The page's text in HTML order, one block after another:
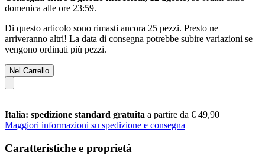
domenica alle ore 23:59.
Di questo articolo sono rimasti ancora 25 pezzi. Presto ne
arriveranno altri! La data di consegna potrebbe subire variazioni se
vengono ordinati più pezzi.
Nel Carrello
Italia: spedizione standard gratuita a partire da € 49,90
Maggiori informazioni su spedizione e consegna
Caratteristiche e proprietà